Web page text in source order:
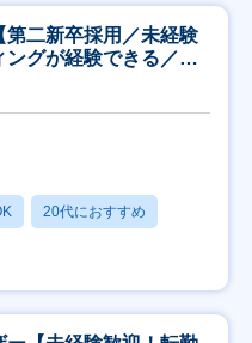
第二新卒採用／未経験
グが経験できる／研
20代におすすめ